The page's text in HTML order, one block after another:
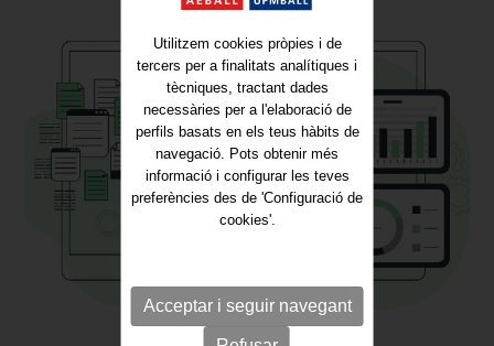
Utilitzem cookies pròpies i de
tercers per a finalitats analítiques i
tècniques, tractant dades
necessàries per a l'elaboració de
perfils basats en els teus hàbits de
navegació. Pots obtenir més
informació i configurar les teves
preferències des de 'Configuració de
cookies'.
Acceptar i seguir navegant